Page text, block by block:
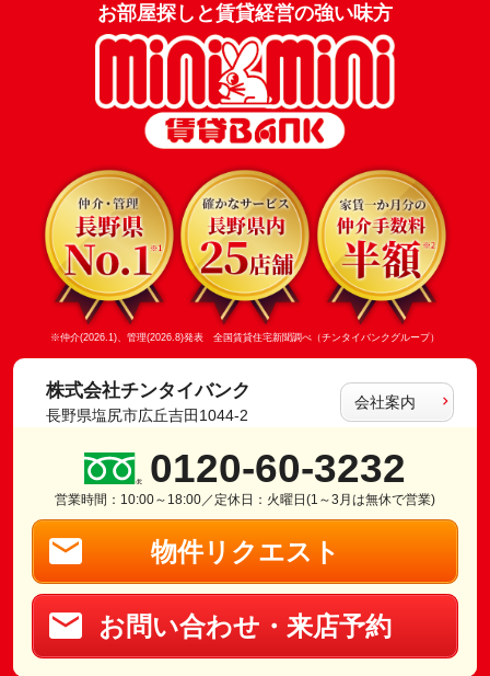
お部屋探しと賃貸経営の強い味方
※仲介(2026.1)、管理(2026.8)発表 全国賃貸住宅新聞調べ（チンタイバンクグループ）
株式会社チンタイバンク
長野県塩尻市広丘吉田1044-2
会社案内
0120-60-3232
営業時間：10:00～18:00／定休日：火曜日(1～3月は無休で営業)
物件リクエスト
お問い合わせ・来店予約